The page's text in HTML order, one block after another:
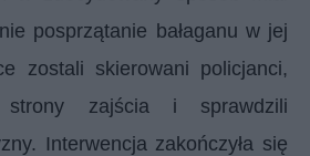
posprzątanie bałaganu w jej
zostali skierowani policjanci,
strony zajścia i sprawdzili
Interwencja zakończyła się